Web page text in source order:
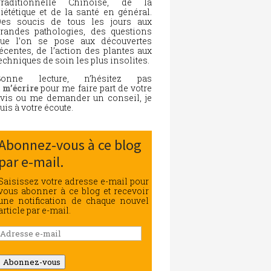
et de la santé en général.
soucis de tous les jours aux
pathologies, des questions
l’on se pose aux découvertes
de l’action des plantes aux
de soin les plus insolites.
lecture, n’hésitez pas
m’écrire pour me faire part de votre
ou me demander un conseil, je
à votre écoute.
vous à ce blog
par e-mail.
votre adresse e-mail pour
abonner à ce blog et recevoir
notification de chaque nouvel
par e-mail.
Abonnez-vous